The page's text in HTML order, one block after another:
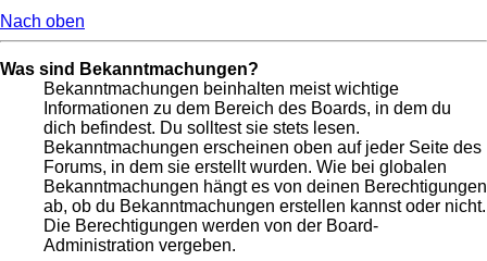
Nach oben
Was sind Bekanntmachungen?
Bekanntmachungen beinhalten meist wichtige
Informationen zu dem Bereich des Boards, in dem du
dich befindest. Du solltest sie stets lesen.
Bekanntmachungen erscheinen oben auf jeder Seite des
Forums, in dem sie erstellt wurden. Wie bei globalen
Bekanntmachungen hängt es von deinen Berechtigungen
ab, ob du Bekanntmachungen erstellen kannst oder nicht.
Die Berechtigungen werden von der Board-
Administration vergeben.